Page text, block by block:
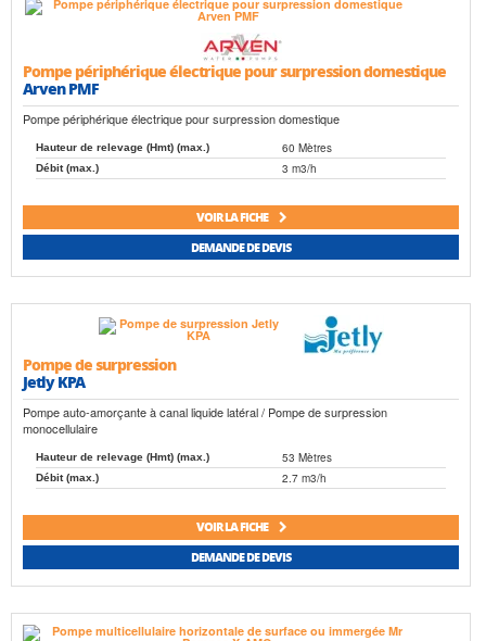
Pompe périphérique électrique pour surpression domestique
Arven PMF
Pompe périphérique électrique pour surpression domestique
Hauteur de relevage (Hmt) (max.) 60 Mètres
Débit (max.) 3 m3/h
VOIR LA FICHE
DEMANDE DE DEVIS
Pompe de surpression
Jetly KPA
Pompe auto-amorçante à canal liquide latéral / Pompe de surpression
monocellulaire
Hauteur de relevage (Hmt) (max.) 53 Mètres
Débit (max.) 2.7 m3/h
VOIR LA FICHE
DEMANDE DE DEVIS